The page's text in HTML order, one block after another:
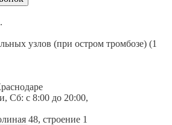
узлов (при остром тромбозе) (1
Сб: c 8:00 до 20:00,
48, строение 1